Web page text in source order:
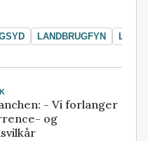
LANDBRUGFYN
- Vi forlanger
og